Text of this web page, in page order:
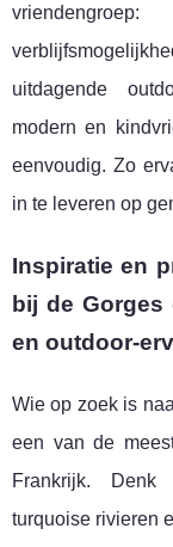
uitdagende
modern en
eenvoudig. Zo
in te leveren op
Inspiratie en
bij de
en outdoor-
Wie op zoek is
een van de
Frankrijk. Denk
turquoise rivieren